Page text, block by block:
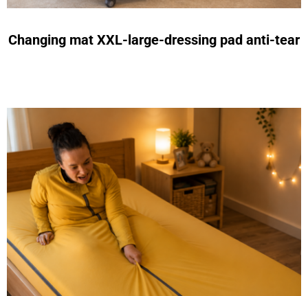
Changing mat XXL-large-dressing pad anti-tear